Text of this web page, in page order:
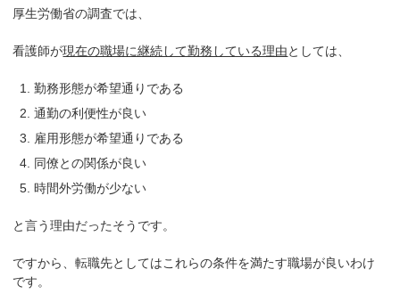
厚生労働省の調査では、
看護師が現在の職場に継続して勤務している理由としては、
勤務形態が希望通りである
通勤の利便性が良い
雇用形態が希望通りである
同僚との関係が良い
時間外労働が少ない
と言う理由だったそうです。
ですから、転職先としてはこれらの条件を満たす職場が良いわけ
です。